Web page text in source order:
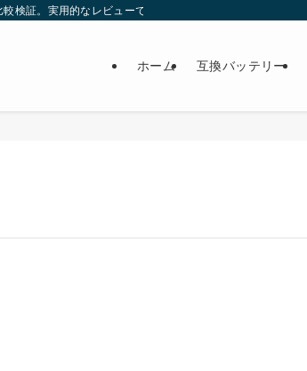
検証。実用的なレビューで最適な製品選びをサポート。
ホーム 互換バッテリー